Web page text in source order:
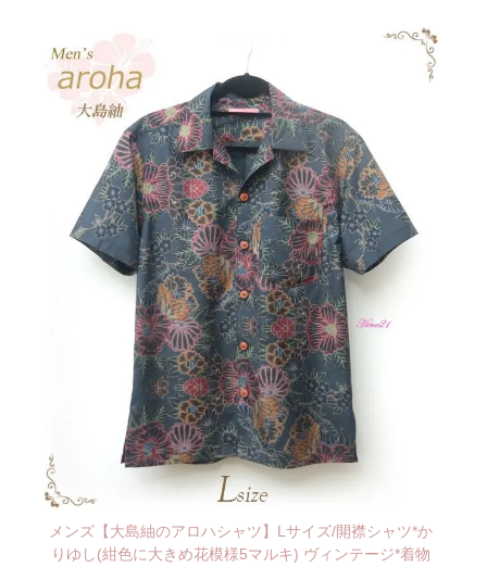
メンズ【大島紬のアロハシャツ】Lサイズ/開襟シャツ*か
りゆし(紺色に大きめ花模様5マルキ) ヴィンテージ*着物